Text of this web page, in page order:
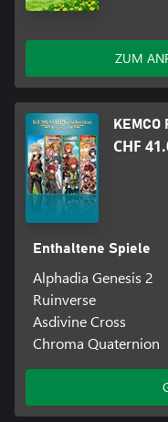
ZUM
KEMCO
CHF
Enthaltene Spiele
Alphadia Genesis 2
Ruinverse
Asdivine Cross
Chroma Quaternion